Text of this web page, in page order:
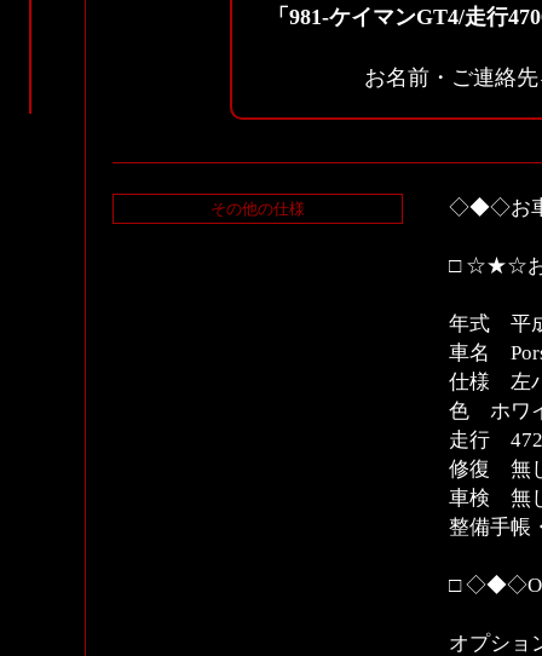
「981-ケイマンGT4/走行
お名前・ご連絡
その他の仕様 ◇◆◇お
□ ☆★☆
年式 平
車名
仕様 左
色 ホワ
走行
修復 無
車検 無
整備手帳
□
オプショ